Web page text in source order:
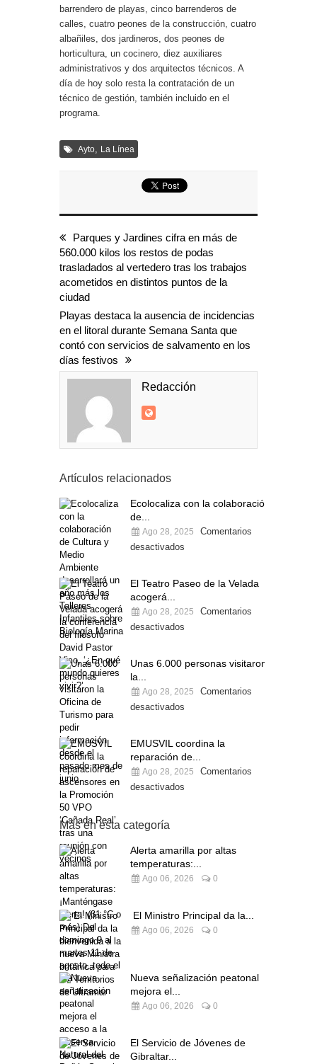
barrendero de playas, cinco barrenderos de
calles, cuatro peones de la construcción, cuatro
albañiles, dos jardineros, dos peones de
horticultura, un cocinero, diez auxiliares
administrativos y dos arquitectos técnicos. A
día de hoy solo resta la contratación de un
técnico de gestión, también incluido en el
programa.
Ayto, La Línea
Parques y Jardines cifra en más de
560.000 kilos los restos de podas
trasladados al vertedero tras los trabajos
acometidos en distintos puntos de la
ciudad
Playas destaca la ausencia de incidencias
en el litoral durante Semana Santa que
contó con servicios de salvamento en los
días festivos
Redacción
Artículos relacionados
Ecolocaliza con la colaboración
de...
Ago 28, 2025
Comentarios
desactivados
El Teatro Paseo de la Velada
acogerá...
Ago 28, 2025
Comentarios
desactivados
Unas 6.000 personas visitaron
la...
Ago 28, 2025
Comentarios
desactivados
EMUSVIL coordina la
reparación de...
Ago 28, 2025
Comentarios
desactivados
Más en esta categoría
Alerta amarilla por altas
temperaturas:...
Ago 06, 2026 0
El Ministro Principal da la...
Ago 06, 2026 0
Nueva señalización peatonal
mejora el...
Ago 06, 2026 0
El Servicio de Jóvenes de
Gibraltar...